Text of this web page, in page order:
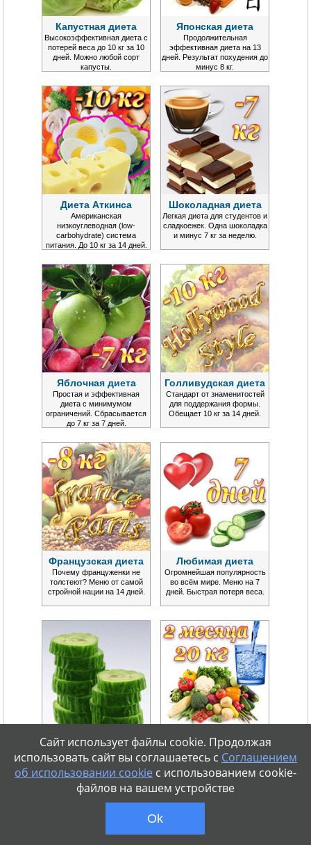
Капустная диета
Высокоэффективная диета с
потерей веса до 10 кг за 10
дней. Можно любой сорт
капусты.
Японская диета
Продолжительная
эффективная диета на 13
дней. Результат похудения до
минус 8 кг.
Диета Аткинса
Американская
низкоуглеводная (low-
carbohydrate) система
питания. До 10 кг за 14 дней.
Шоколадная диета
Легкая диета для студентов и
сладкоежек. Одна шоколадка
и минус 7 кг за неделю.
Яблочная диета
Простая и эффективная
диета с минимумом
ограничений. Сбрасывается
до 7 кг за 7 дней.
Голливудская диета
Стандарт от знаменитостей
для поддержания формы.
Обещает 10 кг за 14 дней.
Французская диета
Почему француженки не
толстеют? Меню от самой
стройной нации на 14 дней.
Любимая диета
Огромнейшая популярность
во всём мире. Меню на 7
дней. Быстрая потеря веса.
Огуречная диета
Сезонная популярная диета в
варианте меню на 7 дней.
Потеря веса до 5 кг.
Диета Монтиньяка
Эффективная система
питания. Нормализация
обмена веществ. Надолго.
Сайт использует файлы cookie. Продолжая
использовать сайт вы соглашаетесь с Соглашением
об использовании cookieс использованием cookie-
файлов на вашем устройстве
Ok